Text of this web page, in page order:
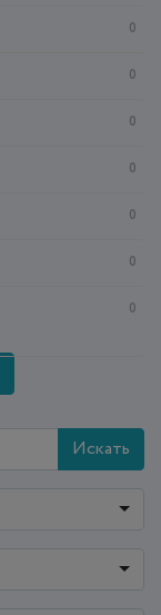
0
0
0
0
0
0
0
Искать